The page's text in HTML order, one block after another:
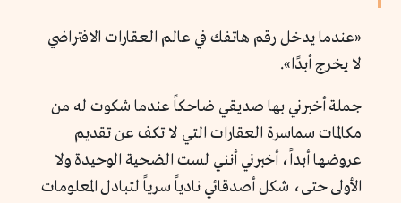
«عندما يدخل رقم هاتفك في عالم العقارات الافتراضي
لا يخرج أبدًا».
جملة أخبرني بها صديقي ضاحكاً عندما شكوت له من
مكالمات سماسرة العقارات التي لا تكف عن تقديم
عروضها أبداً، أخبرني أنني لست الضحية الوحيدة ولا
الأولى حتى، شكل أصدقائي نادياً سرياً لتبادل المعلومات